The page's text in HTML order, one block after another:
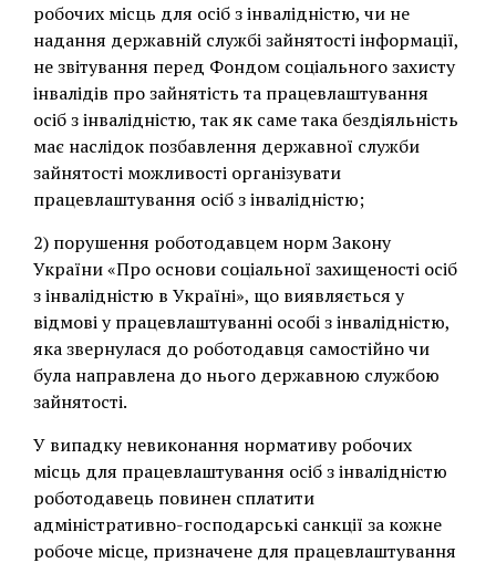
робочих місць для осіб з інвалідністю, чи не
надання державній службі зайнятості інформації,
не звітування перед Фондом соціального захисту
інвалідів про зайнятість та працевлаштування
осіб з інвалідністю, так як саме така бездіяльність
має наслідок позбавлення державної служби
зайнятості можливості організувати
працевлаштування осіб з інвалідністю;
2) порушення роботодавцем норм Закону
України «Про основи соціальної захищеності осіб
з інвалідністю в Україні», що виявляється у
відмові у працевлаштуванні особі з інвалідністю,
яка звернулася до роботодавця самостійно чи
була направлена до нього державною службою
зайнятості.
У випадку невиконання нормативу робочих
місць для працевлаштування осіб з інвалідністю
роботодавець повинен сплатити
адміністративно-господарські санкції за кожне
робоче місце, призначене для працевлаштування